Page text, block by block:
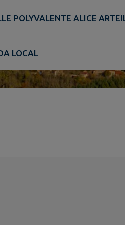
POLYVALENTE ALICE ARTEIL
LOCAL